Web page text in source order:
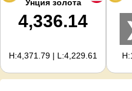
Для
Унция золота
4,336.14
H:4,371.79 | L:4,229.61